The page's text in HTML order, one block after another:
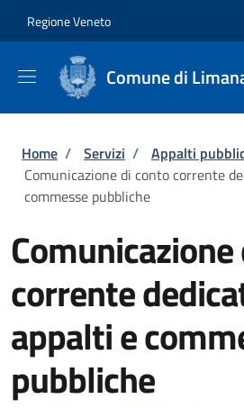
Regione Veneto
Comune di
Briciole di pane
Home / Servizi / Appalti
Comunicazione di conto corrente
commesse pubbliche
corrente
appalti e
pubbliche